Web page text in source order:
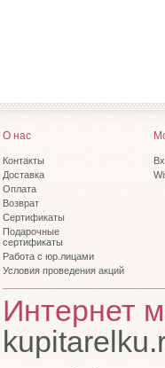
О нас
Контакты
Доставка
Оплата
Возврат
Сертификаты
Подарочные
сертификаты
Работа с юр.лицами
Условия проведения акций
Интернет